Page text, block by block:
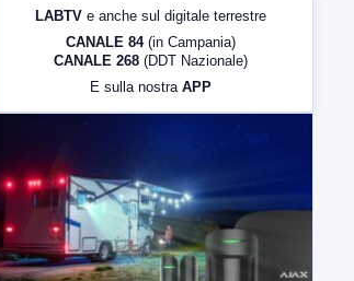
LabNews (Diretta)
LABTV e anche sul digitale terrestre
CANALE 84 (in Campania)
CANALE 268 (DDT Nazionale)
E sulla nostra APP